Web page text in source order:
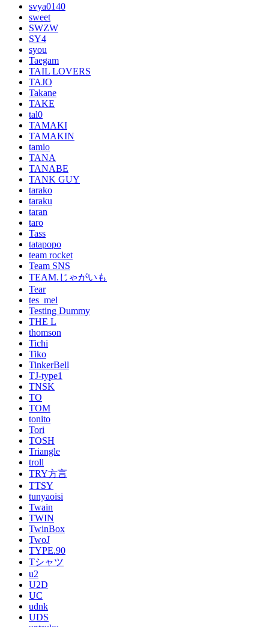
svya0140
sweet
SWZW
SY4
syou
Taegam
TAIL LOVERS
TAJO
Takane
TAKE
tal0
TAMAKI
TAMAKIN
tamio
TANA
TANABE
TANK GUY
tarako
taraku
taran
taro
Tass
tatapopo
team rocket
Team SNS
TEAM.じゃがいも
Tear
tes_mel
Testing Dummy
THE L
thomson
Tichi
Tiko
TinkerBell
TJ-type1
TNSK
TO
TOM
tonito
Tori
TOSH
Triangle
troll
TRY方言
TTSY
tunyaoisi
Twain
TWIN
TwinBox
TwoJ
TYPE.90
Tシャツ
u2
U2D
UC
udnk
UDS